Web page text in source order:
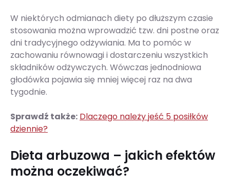
W niektórych odmianach diety po dłuższym czasie
stosowania można wprowadzić tzw. dni postne oraz
dni tradycyjnego odżywiania. Ma to pomóc w
zachowaniu równowagi i dostarczeniu wszystkich
składników odżywczych. Wówczas jednodniowa
głodówka pojawia się mniej więcej raz na dwa
tygodnie.
Sprawdź także: Dlaczego należy jeść 5 posiłków
dziennie?
Dieta arbuzowa – jakich efektów
można oczekiwać?